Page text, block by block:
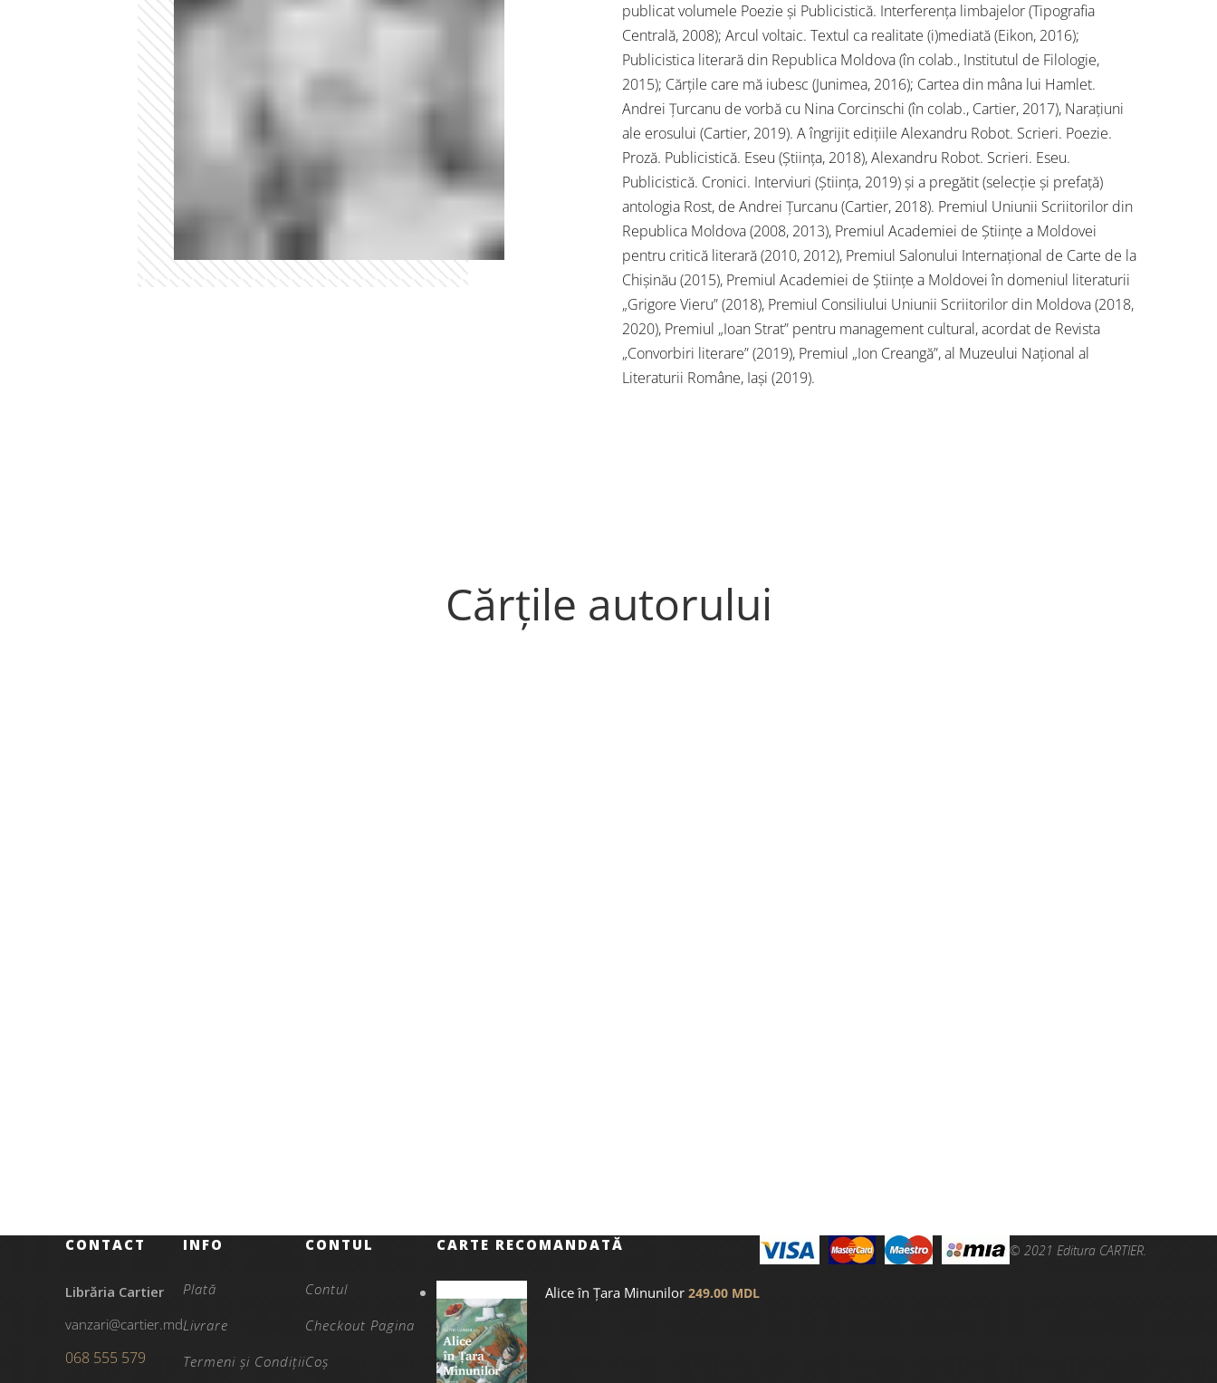
publicat volumele Poezie și Publicistică. Interferenţa limbajelor (Tipografia
Centrală, 2008); Arcul voltaic. Textul ca realitate (i)mediată (Eikon, 2016);
Publicistica literară din Republica Moldova (în colab., Institutul de Filologie,
2015); Cărțile care mă iubesc (Junimea, 2016); Cartea din mâna lui Hamlet.
Andrei Țurcanu de vorbă cu Nina Corcinschi (în colab., Cartier, 2017), Narațiuni
ale erosului (Cartier, 2019). A îngrijit edițiile Alexandru Robot. Scrieri. Poezie.
Proză. Publicistică. Eseu (Știința, 2018), Alexandru Robot. Scrieri. Eseu.
Publicistică. Cronici. Interviuri (Știința, 2019) și a pregătit (selecție și prefață)
antologia Rost, de Andrei Țurcanu (Cartier, 2018). Premiul Uniunii Scriitorilor din
Republica Moldova (2008, 2013), Premiul Academiei de Ştiinţe a Moldovei
pentru critică literară (2010, 2012), Premiul Salonului Internațional de Carte de la
Chișinău (2015), Premiul Academiei de Științe a Moldovei în domeniul literaturii
„Grigore Vieru” (2018), Premiul Consiliului Uniunii Scriitorilor din Moldova (2018,
2020), Premiul „Ioan Strat” pentru management cultural, acordat de Revista
„Convorbiri literare” (2019), Premiul „Ion Creangă”, al Muzeului Național al
Literaturii Române, Iași (2019).
Cărțile autorului
CONTACT
Librăria Cartier
vanzari@cartier.md
068 555 579
INFO
Plată
Livrare
Termeni și Condiții
CONTUL
Contul
Checkout Pagina
Coș
CARTE RECOMANDATĂ
Alice în Țara Minunilor 249.00 MDL
© 2021 Editura CARTIER.